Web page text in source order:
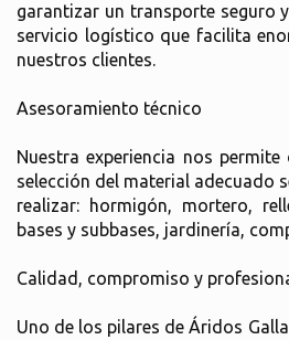
garantizar un transporte seguro
servicio logístico que facilita
nuestros clientes.
Asesoramiento técnico
Nuestra experiencia nos
selección del material adecuado
realizar: hormigón, mortero,
bases y subbases, jardinería,
Calidad, compromiso y
Uno de los pilares de Áridos